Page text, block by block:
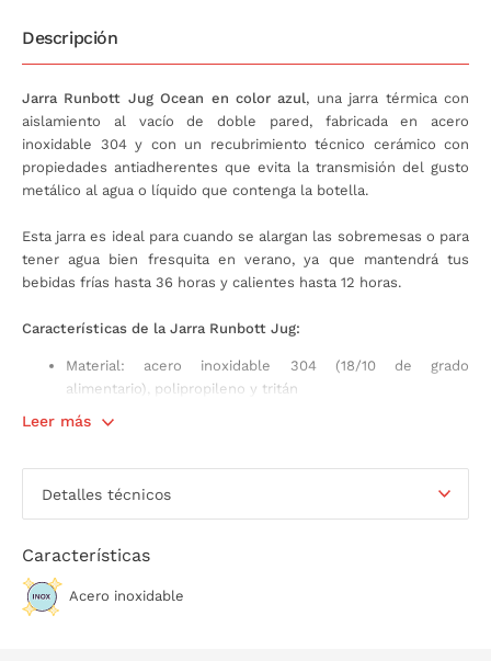
Descripción
Jarra Runbott Jug Ocean en color azul, una jarra térmica con
aislamiento al vacío de doble pared, fabricada en acero
inoxidable 304 y con un recubrimiento técnico cerámico con
propiedades antiadherentes que evita la transmisión del gusto
metálico al agua o líquido que contenga la botella.
Esta jarra es ideal para cuando se alargan las sobremesas o para
tener agua bien fresquita en verano, ya que mantendrá tus
bebidas frías hasta 36 horas y calientes hasta 12 horas.
Características de la Jarra Runbott Jug:
Material: acero inoxidable 304 (18/10 de grado
alimentario), polipropileno y tritán
Tratamiento interior: recubrimiento técnico cerámico
Peso: 730 g
condensación en la superficie exterior
Tecnología Microshield: evita la proliferación de
Leer más
Detalles técnicos
Características
Acero inoxidable